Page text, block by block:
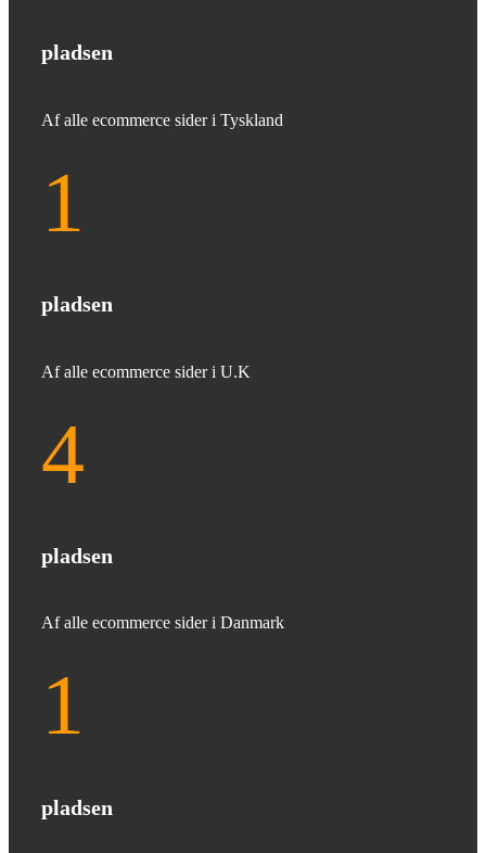
pladsen
Af alle ecommerce sider i Tyskland
1
pladsen
Af alle ecommerce sider i U.K
4
pladsen
Af alle ecommerce sider i Danmark
1
pladsen